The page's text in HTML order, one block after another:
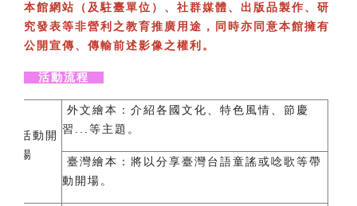
本館網站（及駐臺單位）、社群媒體、出版品製作、研
究發表等非營利之教育推廣用途，同時亦同意本館擁有
公開宣傳、傳輸前述影像之權利。
活動流程
活動開
場
外文繪本： 介紹各國文化、特色風情、節慶
習...等主題。
臺灣繪本： 將以分享臺灣台語童謠或唸歌等帶
動開場。